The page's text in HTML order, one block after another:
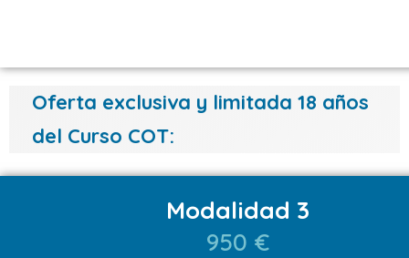
Oferta exclusiva y limitada 18 años
del Curso COT:
Modalidad 3
950 €